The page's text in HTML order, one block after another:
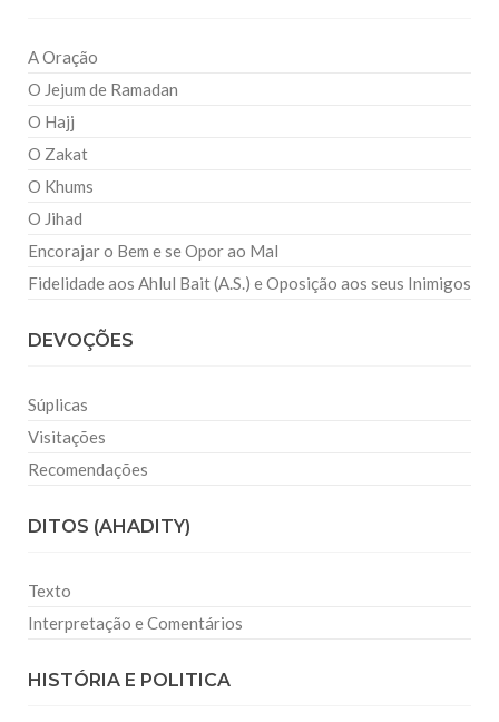
A Oração
O Jejum de Ramadan
O Hajj
O Zakat
O Khums
O Jihad
Encorajar o Bem e se Opor ao Mal
Fidelidade aos Ahlul Bait (A.S.) e Oposição aos seus Inimigos
DEVOÇÕES
Súplicas
Visitações
Recomendações
DITOS (AHADITY)
Texto
Interpretação e Comentários
HISTÓRIA E POLITICA